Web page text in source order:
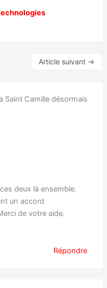
Article suivant →
Saint Camille désormais
deux là ensemble.
un accord
de votre aide.
Répondre